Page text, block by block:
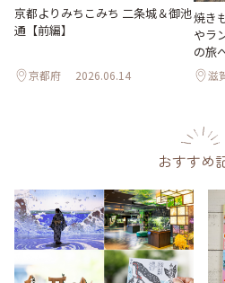
京都よりみちこみち 二条城＆御池
通【前編】
京都府 2026.06.14
焼き
やラ
の旅
滋
おすすめ